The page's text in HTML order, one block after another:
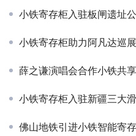
小铁寄存柜入驻板闸遗址
小铁寄存柜助力阿凡达巡
薛之谦演唱会合作小铁共享
小铁寄存柜入驻新疆三大
佛山地铁引进小铁智能寄